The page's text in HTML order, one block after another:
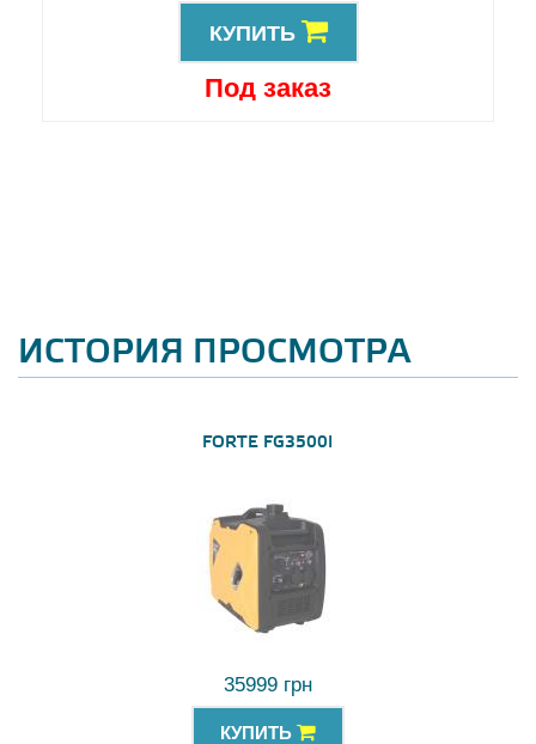
КУПИТЬ
Под заказ
ИСТОРИЯ ПРОСМОТРА
FORTE FG3500I
35999 грн
КУПИТЬ